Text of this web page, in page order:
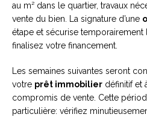
au m² dans le quartier, travaux
vente du bien. La signature d’une
étape et sécurise
finalisez votre financement.
Les semaines suivantes seront
votre prêt immobilier définitif et
compromis de vente. Cette
particulière: vérifiez